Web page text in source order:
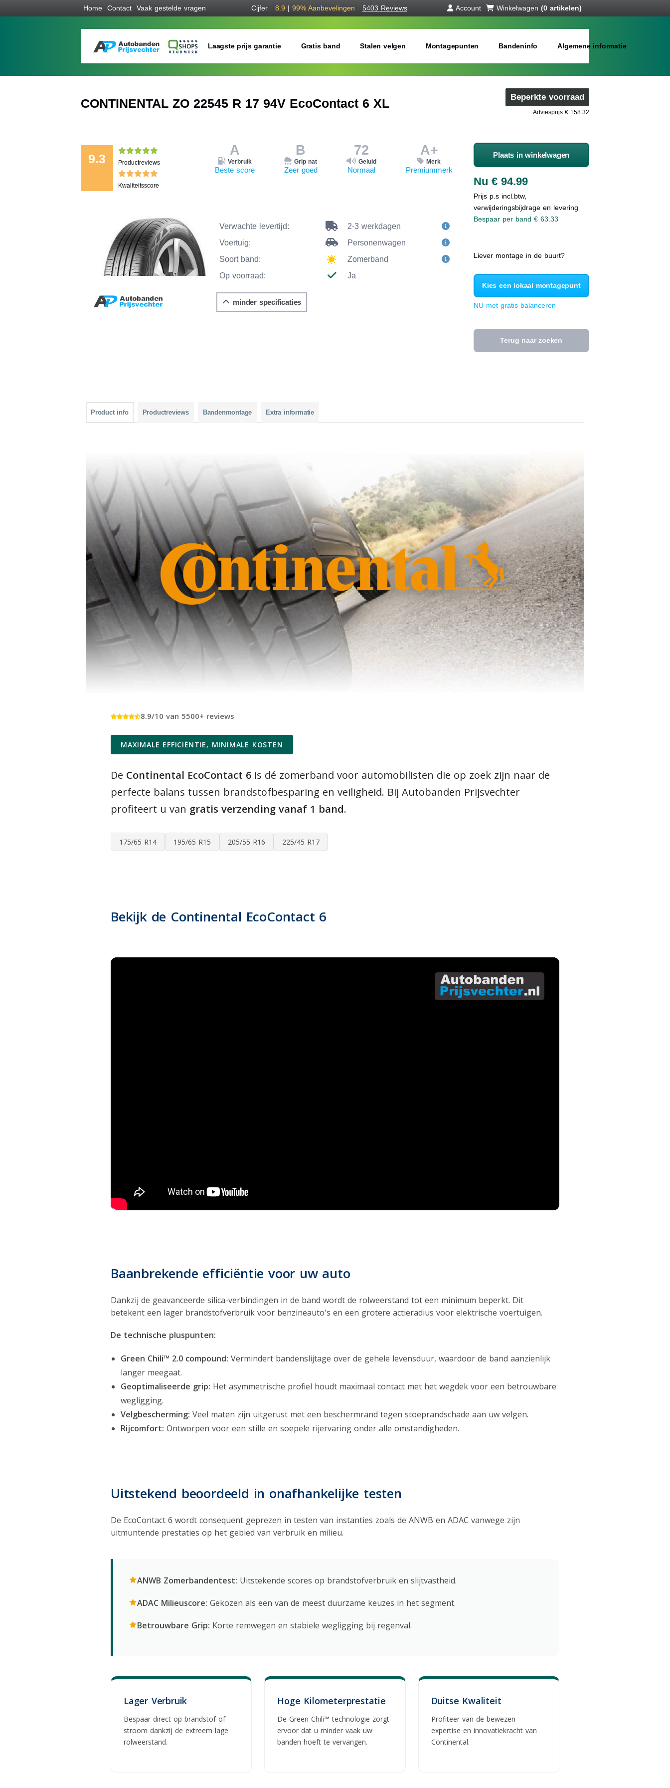
Home Contact Vaak gestelde vragen Cijfer 8.9 | 99% Aanbevelingen 5403 Reviews Account Winkelwagen (0 artikelen)
Laagste prijs garantie Gratis band Stalen velgen Montagepunten Bandeninfo Algemene informatie
CONTINENTAL ZO 22545 R 17 94V EcoContact 6 XL Beperkte voorraad
Adviesprijs € 158.32
9.3 Productreviews
Kwaliteitsscore
A
Verbruik
Beste score
B
Grip nat
Zeer goed
72
Geluid
Normaal
A+
Merk
Premiummerk
Verwachte levertijd:
2-3 werkdagen
Voertuig:
Personenwagen
Soort band:
Zomerband
Op voorraad:
Ja
minder specificaties
Plaats in winkelwagen
Nu € 94.99
Prijs p.s incl.btw,
verwijderingsbijdrage en levering
Bespaar per band € 63.33
Liever montage in de buurt?
Kies een lokaal montagepunt
NU met gratis balanceren
Terug naar zoeken
Product info Productreviews Bandenmontage Extra informatie
8.9/10 van 5500+ reviews
MAXIMALE EFFICIËNTIE, MINIMALE KOSTEN
De Continental EcoContact 6 is dé zomerband voor automobilisten die op zoek zijn naar de
perfecte balans tussen brandstofbesparing en veiligheid. Bij Autobanden Prijsvechter
profiteert u van gratis verzending vanaf 1 band.
175/65 R14 195/65 R15 205/55 R16 225/45 R17
Bekijk de Continental EcoContact 6
Baanbrekende efficiëntie voor uw auto
Dankzij de geavanceerde silica-verbindingen in de band wordt de rolweerstand tot een minimum beperkt. Dit
betekent een lager brandstofverbruik voor benzineauto's en een grotere actieradius voor elektrische voertuigen.
De technische pluspunten:
Green Chili™ 2.0 compound: Vermindert bandenslijtage over de gehele levensduur, waardoor de band aanzienlijk
langer meegaat.
Geoptimaliseerde grip: Het asymmetrische profiel houdt maximaal contact met het wegdek voor een betrouwbare
wegligging.
Velgbescherming: Veel maten zijn uitgerust met een beschermrand tegen stoeprandschade aan uw velgen.
Rijcomfort: Ontworpen voor een stille en soepele rijervaring onder alle omstandigheden.
Uitstekend beoordeeld in onafhankelijke testen
De EcoContact 6 wordt consequent geprezen in testen van instanties zoals de ANWB en ADAC vanwege zijn
uitmuntende prestaties op het gebied van verbruik en milieu.
ANWB Zomerbandentest: Uitstekende scores op brandstofverbruik en slijtvastheid.
ADAC Milieuscore: Gekozen als een van de meest duurzame keuzes in het segment.
Betrouwbare Grip: Korte remwegen en stabiele wegligging bij regenval.
Lager Verbruik
Bespaar direct op brandstof of
stroom dankzij de extreem lage
rolweerstand.
Hoge Kilometerprestatie
De Green Chili™ technologie zorgt
ervoor dat u minder vaak uw
banden hoeft te vervangen.
Duitse Kwaliteit
Profiteer van de bewezen
expertise en innovatiekracht van
Continental.